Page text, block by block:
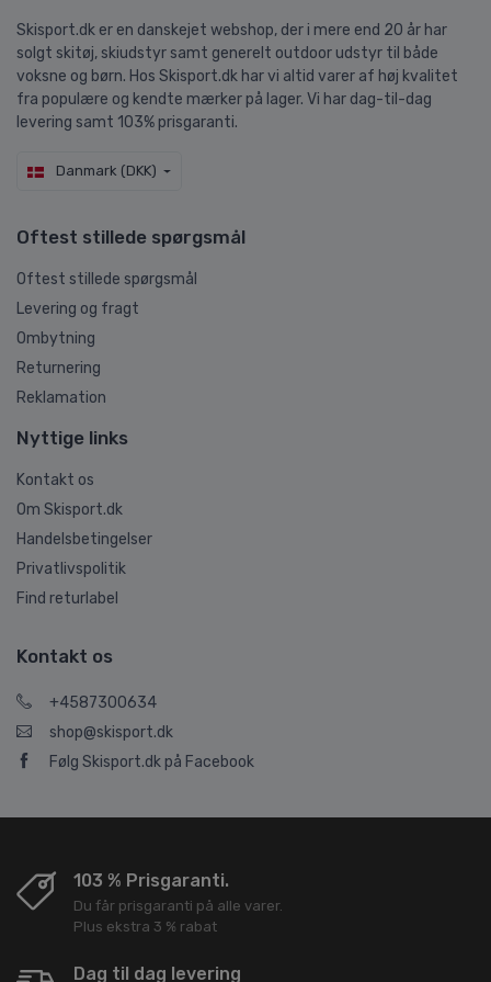
Skisport.dk er en danskejet webshop, der i mere end 20 år har
solgt skitøj, skiudstyr samt generelt outdoor udstyr til både
voksne og børn. Hos Skisport.dk har vi altid varer af høj kvalitet
fra populære og kendte mærker på lager. Vi har dag-til-dag
levering samt 103% prisgaranti.
Danmark (DKK)
Oftest stillede spørgsmål
Oftest stillede spørgsmål
Levering og fragt
Ombytning
Returnering
Reklamation
Nyttige links
Kontakt os
Om Skisport.dk
Handelsbetingelser
Privatlivspolitik
Find returlabel
Kontakt os
+4587300634
shop@skisport.dk
Følg Skisport.dk på Facebook
103 % Prisgaranti.
Du får prisgaranti på alle varer.
Plus ekstra 3 % rabat
Dag til dag levering